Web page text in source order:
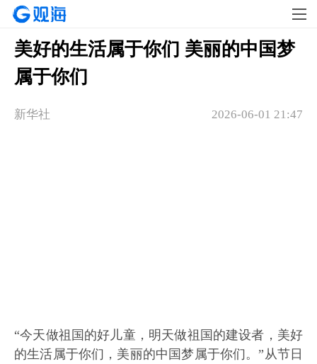
美好的生活属于你们 美丽的中国梦
属于你们
2026-06-01 21:47
新华社
“今天做祖国的好儿童，明天做祖国的建设者，美好
的生活属于你们，美丽的中国梦属于你们。”从节日